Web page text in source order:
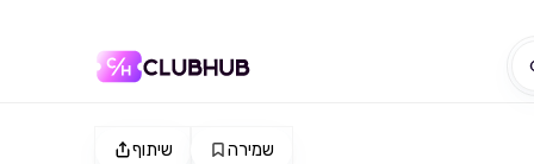
שיתוף שמירה